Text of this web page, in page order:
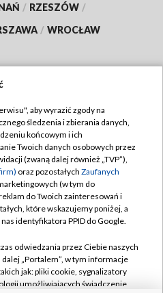
/ RZESZÓW /
/ WROCŁAW
TVP
TVP
prywatności
zgody
aby wyrazić zgody na
śledzenia i zbierania danych,
końcowym i ich
Twoich danych osobowych przez
(zwaną dalej również „TVP”),
oraz pozostałych Zaufanych
(w tym do
do Twoich zainteresowań i
które wskazujemy poniżej, a
identyfikatora PPID do Google.
odwiedzania przez Ciebie naszych
dalej „Portalem”, w tym informacje
jak: pliki cookie, sygnalizatory
umożliwiających świadczenie